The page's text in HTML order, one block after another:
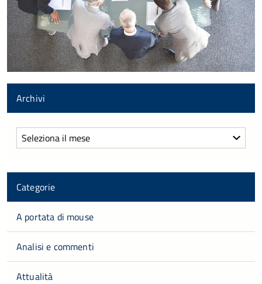
Archivi
Archivi
Categorie
A portata di mouse
Analisi e commenti
Attualità